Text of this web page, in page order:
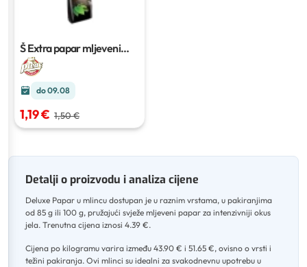
Š Extra papar mljeveni
100g
do 09.08
1,19 € 1,50 €
Detalji o proizvodu i analiza cijene
Deluxe Papar u mlincu dostupan je u raznim vrstama, u pakiranjima
od 85 g ili 100 g, pružajući svježe mljeveni papar za intenzivniji okus
jela. Trenutna cijena iznosi 4.39 €.
Cijena po kilogramu varira između 43.90 € i 51.65 €, ovisno o vrsti i
težini pakiranja. Ovi mlinci su idealni za svakodnevnu upotrebu u